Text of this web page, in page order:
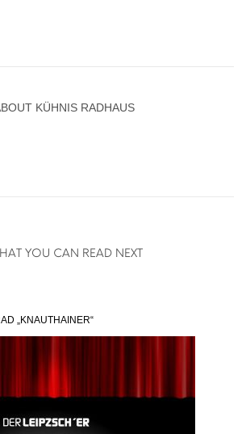
KÜHNIS RADHAUS
YOU CAN READ NEXT
„KNAUTHAINER“